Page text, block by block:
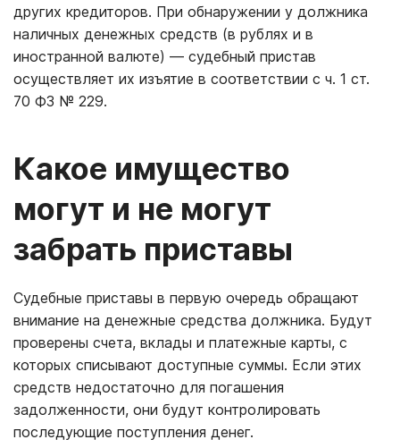
других кредиторов. При обнаружении у должника
наличных денежных средств (в рублях и в
иностранной валюте) — судебный пристав
осуществляет их изъятие в соответствии с ч. 1 ст.
70 ФЗ № 229.
Какое имущество
могут и не могут
забрать приставы
Судебные приставы в первую очередь обращают
внимание на денежные средства должника. Будут
проверены счета, вклады и платежные карты, с
которых списывают доступные суммы. Если этих
средств недостаточно для погашения
задолженности, они будут контролировать
последующие поступления денег.